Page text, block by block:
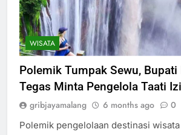
WISATA
Polemik Tumpak Sewu, Bupati
Tegas Minta Pengelola Taati
gribjayamalang 6 months ago 0
Polemik pengelolaan destinasi